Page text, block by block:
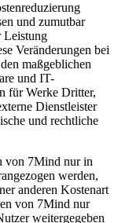
und zumutbar
Leistung
Veränderungen bei
maßgeblichen
und IT-
für Werke Dritter,
Dienstleister
und rechtliche
von 7Mind nur in
werden,
anderen Kostenart
von 7Mind nur
weitergegeben